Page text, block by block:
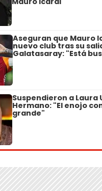
Aseguran que Mauro
nuevo club tras su
Galatasaray: "Está
Suspendieron a Laura
Hermano: "El enojo
grande"